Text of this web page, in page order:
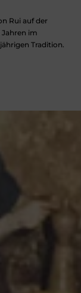
Rui auf der
im
Tradition.